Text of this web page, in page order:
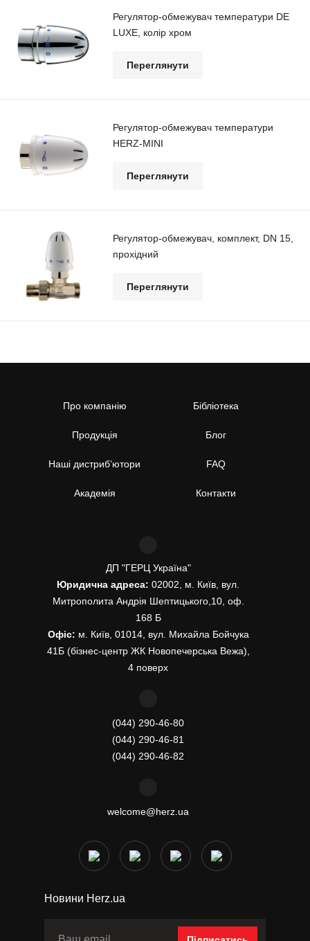
Регулятор-обмежувач температури DE
LUXE, колір хром
Переглянути
Регулятор-обмежувач температури
HERZ-МINI
Переглянути
Регулятор-обмежувач, комплект, DN 15,
прохідний
Переглянути
Про компанію
Продукція
Наші дистриб’ютори
Академія
Бібліотека
Блог
FAQ
Контакти
ДП "ГЕРЦ Україна"
Юридична адреса: 02002, м. Київ, вул.
Митрополита Андрія Шептицького,10, оф.
168 Б
Офіс: м. Київ, 01014, вул. Михайла Бойчука
41Б (бізнес-центр ЖК Новопечерська Вежа),
4 поверх
(044) 290-46-80
(044) 290-46-81
(044) 290-46-82
welcome@herz.ua
Новини Herz.ua